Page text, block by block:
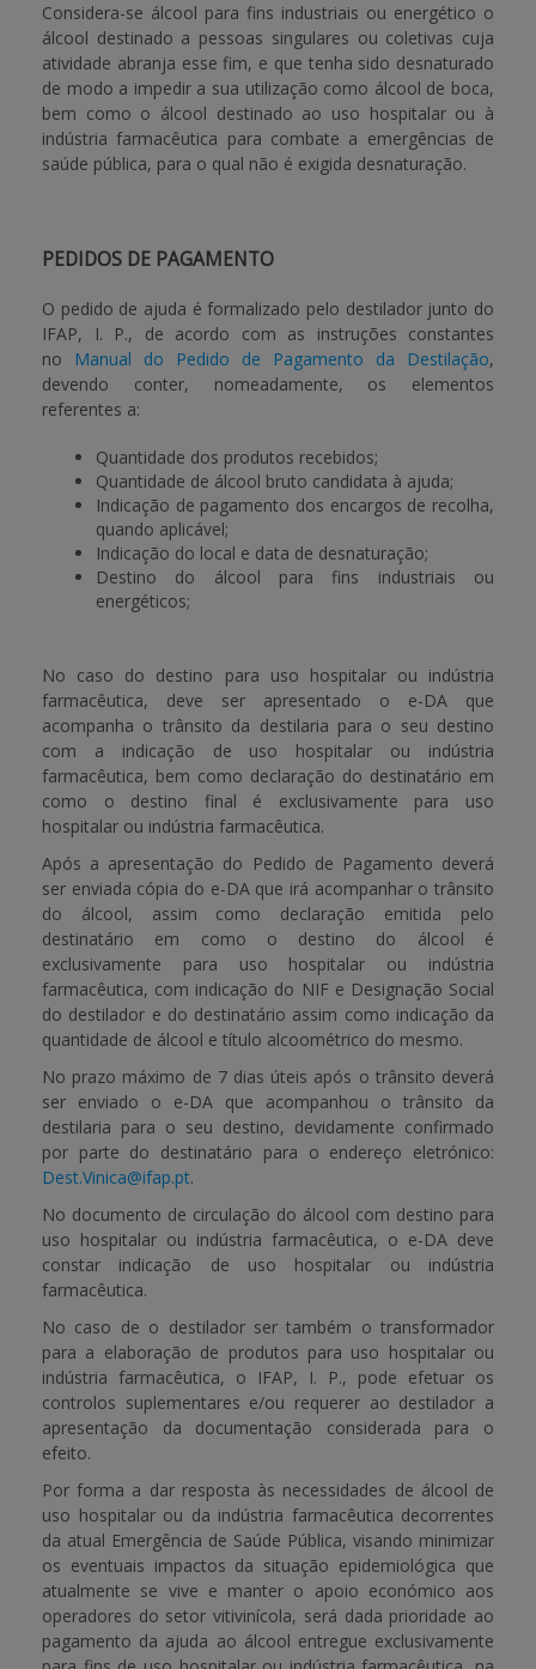
Considera-se álcool para fins industriais ou energético o
álcool destinado a pessoas singulares ou coletivas cuja
atividade abranja esse fim, e que tenha sido desnaturado
de modo a impedir a sua utilização como álcool de boca,
bem como o álcool destinado ao uso hospitalar ou à
indústria farmacêutica para combate a emergências de
saúde pública, para o qual não é exigida desnaturação.
PEDIDOS DE PAGAMENTO
O pedido de ajuda é formalizado pelo destilador junto do
IFAP, I. P., de acordo com as instruções constantes
no
Manual do Pedido de Pagamento da Destilação,
devendo conter, nomeadamente, os elementos
referentes a:
Quantidade dos produtos recebidos;
Quantidade de álcool bruto candidata à ajuda;
Indicação de pagamento dos encargos de recolha,
quando aplicável;
Indicação do local e data de desnaturação;
Destino do álcool para fins industriais ou
energéticos;
No caso do destino para uso hospitalar ou indústria
farmacêutica, deve ser apresentado o e-DA que
acompanha o trânsito da destilaria para o seu destino
com a indicação de uso hospitalar ou indústria
farmacêutica, bem como declaração do destinatário em
como o destino final é exclusivamente para uso
hospitalar ou indústria farmacêutica.
Após a apresentação do Pedido de Pagamento deverá
ser enviada cópia do e-DA que irá acompanhar o trânsito
do álcool, assim como declaração emitida pelo
destinatário em como o destino do álcool é
exclusivamente para uso hospitalar ou indústria
farmacêutica, com indicação do NIF e Designação Social
do destilador e do destinatário assim como indicação da
quantidade de álcool e título alcoométrico do mesmo.
No prazo máximo de 7 dias úteis após o trânsito deverá
ser enviado o e-DA que acompanhou o trânsito da
destilaria para o seu destino, devidamente confirmado
por parte do destinatário para o endereço eletrónico:
Dest.Vinica@ifap.pt.
No documento de circulação do álcool com destino para
uso hospitalar ou indústria farmacêutica, o e-DA deve
constar indicação de uso hospitalar ou indústria
farmacêutica.
No caso de o destilador ser também o transformador
para a elaboração de produtos para uso hospitalar ou
indústria farmacêutica, o IFAP, I. P., pode efetuar os
controlos suplementares e/ou requerer ao destilador a
apresentação da documentação considerada para o
efeito.
Por forma a dar resposta às necessidades de álcool de
uso hospitalar ou da indústria farmacêutica decorrentes
da atual Emergência de Saúde Pública, visando minimizar
os eventuais impactos da situação epidemiológica que
atualmente se vive e manter o apoio económico aos
operadores do setor vitivinícola, será dada prioridade ao
pagamento da ajuda ao álcool entregue exclusivamente